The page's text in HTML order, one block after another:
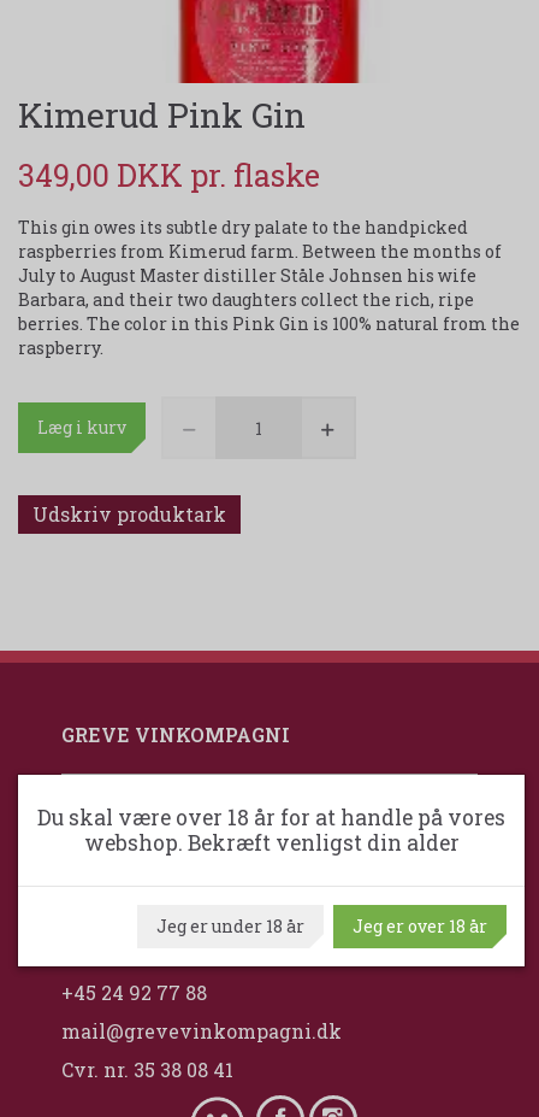
Kimerud Pink Gin
349,00 DKK
This gin owes its subtle dry palate to the handpicked
raspberries from Kimerud farm. Between the months of
July to August Master distiller Ståle Johnsen his wife
Barbara, and their two daughters collect the rich, ripe
berries. The color in this Pink Gin is 100% natural from the
raspberry.
Læg i kurv
Udskriv produktark
GREVE VINKOMPAGNI
Greve VinKompagni ApS / Maximum
Wine
DK-2670 Greve
+45 24 92 77 88
mail@grevevinkompagni.dk
Cvr. nr. 35 38 08 41
Du skal være over 18 år for at handle på vores
webshop. Bekræft venligst din alder
Jeg er under 18 år Jeg er over 18 år